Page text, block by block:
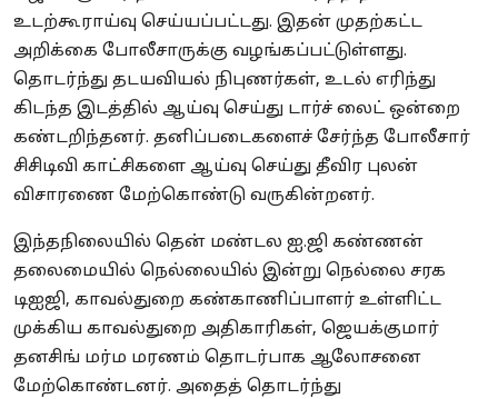
உடற்கூராய்வு செய்யப்பட்டது. இதன் முதற்கட்ட
அறிக்கை போலீசாருக்கு வழங்கப்பட்டுள்ளது.
தொடர்ந்து தடயவியல் நிபுணர்கள், உடல் எரிந்து
கிடந்த இடத்தில் ஆய்வு செய்து டார்ச் லைட் ஒன்றை
கண்டறிந்தனர். தனிப்படைகளைச் சேர்ந்த போலீசார்
சிசிடிவி காட்சிகளை ஆய்வு செய்து தீவிர புலன்
விசாரணை மேற்கொண்டு வருகின்றனர்.
இந்தநிலையில் தென் மண்டல ஐ.ஜி கண்ணன்
தலைமையில் நெல்லையில் இன்று நெல்லை சரக
டிஐஜி, காவல்துறை கண்காணிப்பாளர் உள்ளிட்ட
முக்கிய காவல்துறை அதிகாரிகள், ஜெயக்குமார்
தனசிங் மர்ம மரணம் தொடர்பாக ஆலோசனை
மேற்கொண்டனர். அதைத் தொடர்ந்து